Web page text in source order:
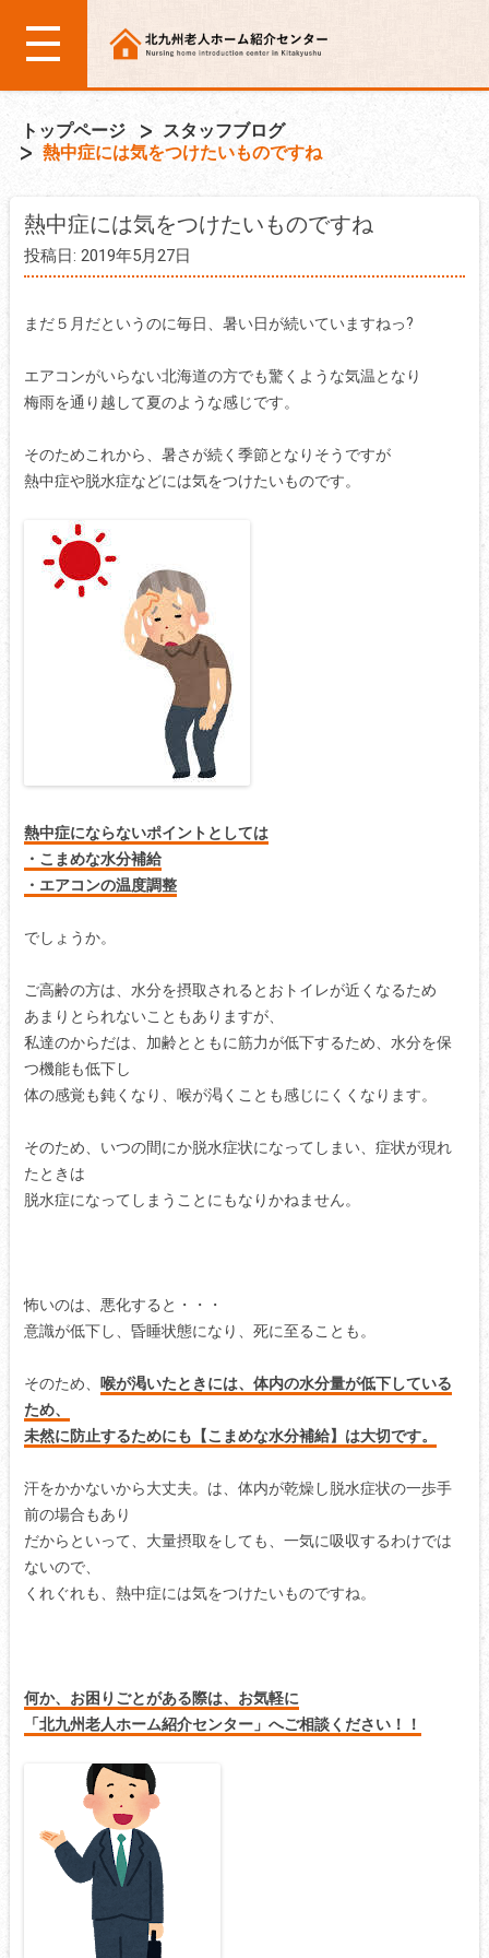
トップページ
スタッフブログ
熱中症には気をつけたいものですね
熱中症には気をつけたいものですね
投稿日: 2019年5月27日
まだ５月だというのに毎日、暑い日が続いていますねっ?
エアコンがいらない北海道の方でも驚くような気温となり
梅雨を通り越して夏のような感じです。
そのためこれから、暑さが続く季節となりそうですが
熱中症や脱水症などには気をつけたいものです。
熱中症にならないポイントとしては
・こまめな水分補給
・エアコンの温度調整
でしょうか。
ご高齢の方は、水分を摂取されるとおトイレが近くなるため
あまりとられないこともありますが、
私達のからだは、加齢とともに筋力が低下するため、水分を保
つ機能も低下し
体の感覚も鈍くなり、喉が渇くことも感じにくくなります。
そのため、いつの間にか脱水症状になってしまい、症状が現れ
たときは
脱水症になってしまうことにもなりかねません。
怖いのは、悪化すると・・・
意識が低下し、昏睡状態になり、死に至ることも。
そのため、
喉が渇いたときには、体内の水分量が低下している
ため、
未然に防止するためにも【こまめな水分補給】は大切です。
汗をかかないから大丈夫。は、体内が乾燥し脱水症状の一歩手
前の場合もあり
だからといって、大量摂取をしても、一気に吸収するわけでは
ないので、
くれぐれも、熱中症には気をつけたいものですね。
何か、お困りごとがある際は、お気軽に
「北九州老人ホーム紹介センター」へご相談ください！！